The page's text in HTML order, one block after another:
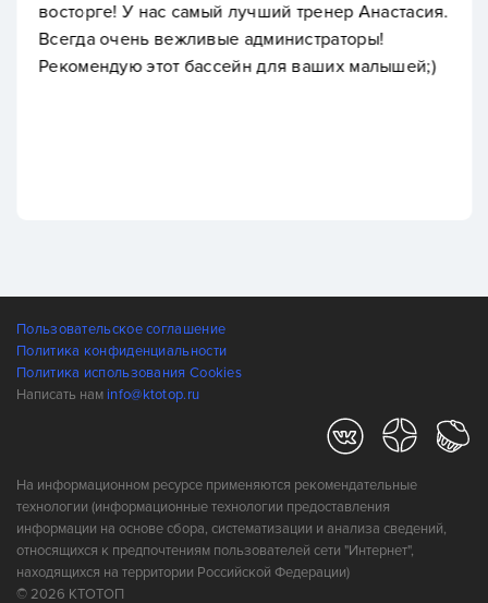
восторге! У нас самый лучший тренер Анастасия.
Всегда очень вежливые администраторы!
Рекомендую этот бассейн для ваших малышей;)
Пользовательское соглашение
Политика конфиденциальности
Политика использования Cookies
Написать нам info@ktotop.ru
На информационном ресурсе применяются рекомендательные
технологии (информационные технологии предоставления
информации на основе сбора, систематизации и анализа сведений,
относящихся к предпочтениям пользователей сети "Интернет",
находящихся на территории Российской Федерации)
© 2026 КТОТОП